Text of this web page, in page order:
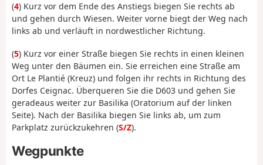
(4) Kurz vor dem Ende des Anstiegs biegen Sie rechts ab
und gehen durch Wiesen. Weiter vorne biegt der Weg nach
links ab und verläuft in nordwestlicher Richtung.
(5) Kurz vor einer Straße biegen Sie rechts in einen kleinen
Weg unter den Bäumen ein. Sie erreichen eine Straße am
Ort Le Plantié (Kreuz) und folgen ihr rechts in Richtung des
Dorfes Ceignac. Überqueren Sie die D603 und gehen Sie
geradeaus weiter zur Basilika (Oratorium auf der linken
Seite). Nach der Basilika biegen Sie links ab, um zum
Parkplatz zurückzukehren (S/Z).
Wegpunkte